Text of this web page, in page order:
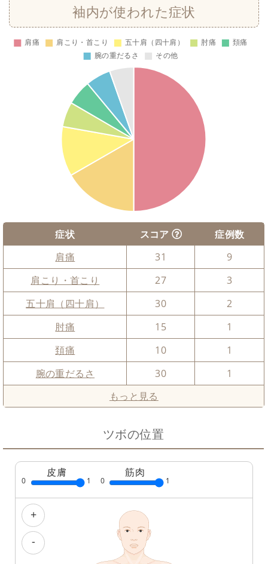
袖内が使われた症状
症状 スコア
症例数
肩痛
31
9
肩こり・首こり
27
3
五十肩（四十肩）
30
2
肘痛
15
1
頚痛
10
1
腕の重だるさ
30
1
もっと見る
ツボの位置
皮膚 筋肉